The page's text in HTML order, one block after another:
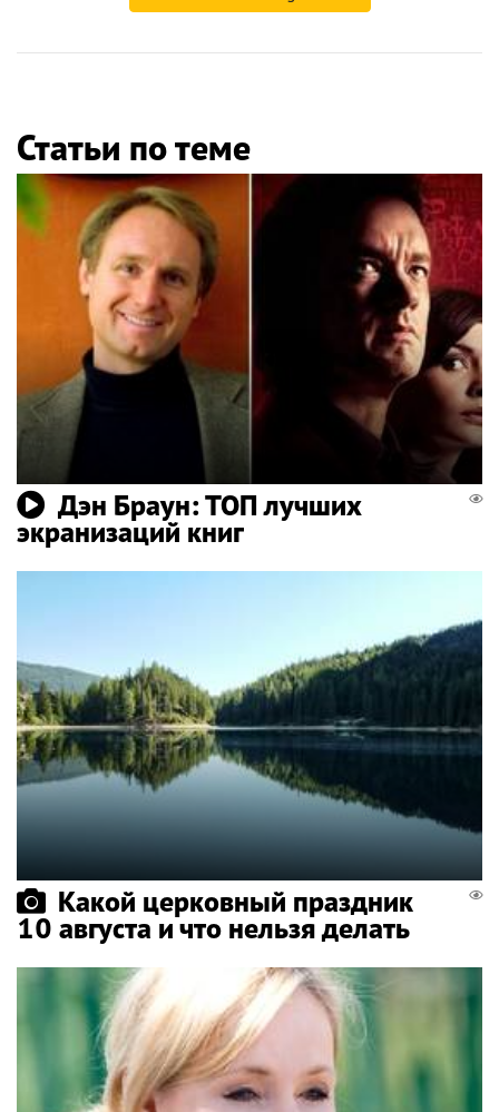
Статьи по теме
Дэн Браун: ТОП лучших
экранизаций книг
Какой церковный праздник
10 августа и что нельзя делать